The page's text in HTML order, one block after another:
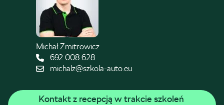
Michał Zmitrowicz
692 008 628
michalz@szkola-auto.eu
Kontakt z recepcją w trakcie szkoleń